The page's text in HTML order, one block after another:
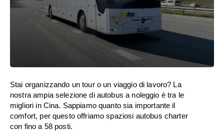
Stai organizzando un tour o un viaggio di lavoro? La
nostra ampia selezione di autobus a noleggio è tra le
migliori in Cina. Sappiamo quanto sia importante il
comfort, per questo offriamo spaziosi autobus charter
con fino a 58 posti.